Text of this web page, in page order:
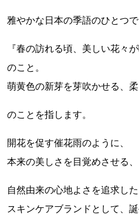
雅やかな日本の季語のひとつで
『春の訪れる頃、美しい花々
のこと。
萌黄色の新芽を芽吹かせる、
のことを指します。
開花を促す催花雨のように、
本来の美しさを目覚めさせる、
自然由来の心地よさを追求した
スキンケアブランドとして、誕